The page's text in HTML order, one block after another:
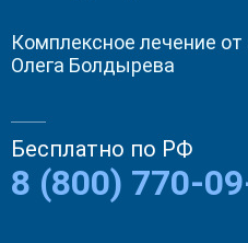
Контакты
8 (800) 770-09-03
Бесплатно. Анонимно. 24/7
Арзамас
Комплексное лечение
Олега Болдырева
Бесплатно по РФ
8 (800) 770-